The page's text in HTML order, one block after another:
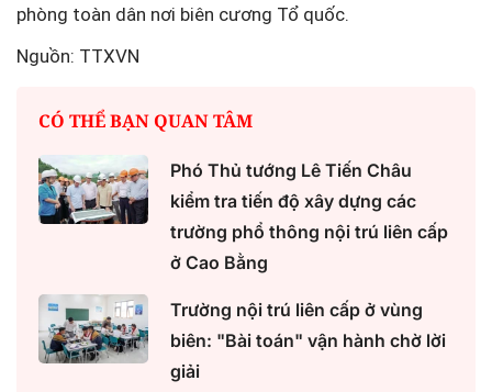
phòng toàn dân nơi biên cương Tổ quốc.
Nguồn: TTXVN
CÓ THỂ BẠN QUAN TÂM
Phó Thủ tướng Lê Tiến Châu
kiểm tra tiến độ xây dựng các
trường phổ thông nội trú liên cấp
ở Cao Bằng
Trường nội trú liên cấp ở vùng
biên: "Bài toán" vận hành chờ lời
giải